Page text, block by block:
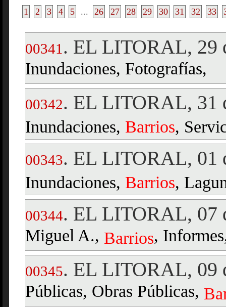
1 2 3 4 5 ... 26 27 28 29 30 31 32 33
00341 . EL LITORAL, 29
Inundaciones, Fotografías,
00342. EL LITORAL, 31
Inundaciones, Barrios,
00343. EL LITORAL, 01
Inundaciones, Barrios,
00344. EL LITORAL, 07
Miguel A., Barrios,
00345. EL LITORAL, 09
Públicas, Obras Públicas,